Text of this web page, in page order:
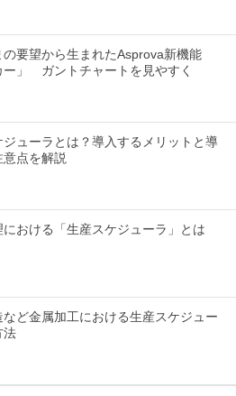
の要望から生まれたAsprova新機能
ー」 ガントチャートを見やすく
ジューラとは？導入するメリットと導
意点を解説
における「生産スケジューラ」とは
など金属加工における生産スケジュー
法